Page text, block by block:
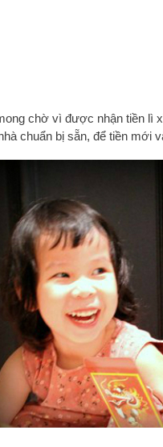
chờ vì được nhận tiền lì
chuẩn bị sẵn, để tiền mới